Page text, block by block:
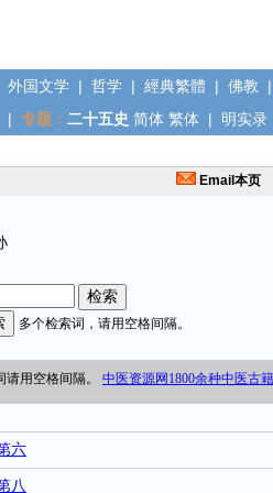
外国文学 | 哲学 | 經典繁體 | 佛教 |
| 专题： 二十五史 简体 繁体 | 明实录
Email本页
六
八